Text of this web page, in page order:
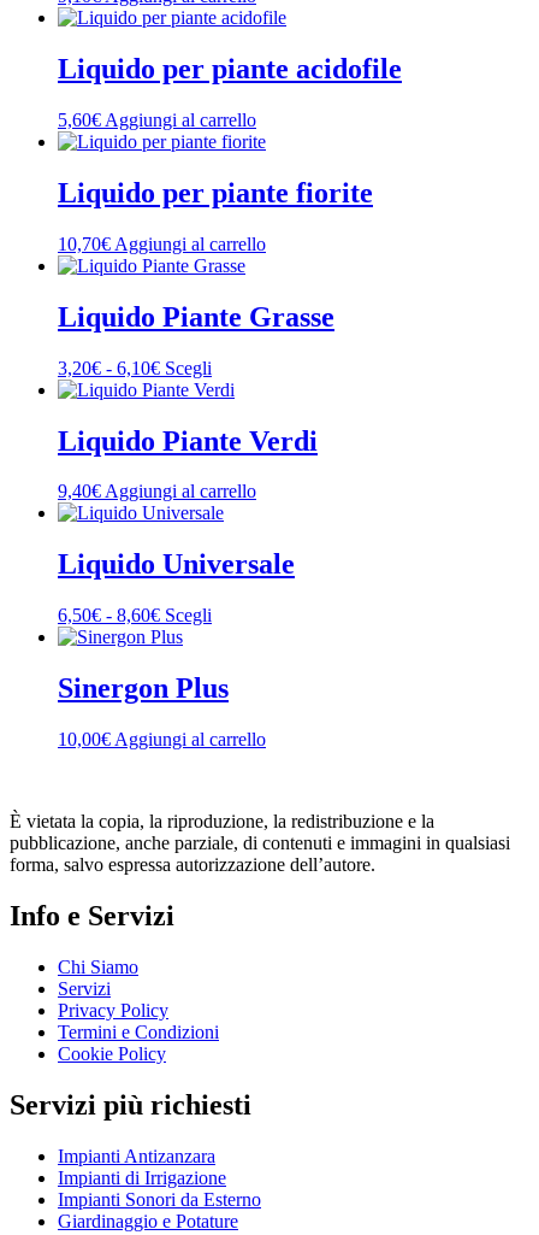
Liquido per piante acidofile
5,60€ Aggiungi al carrello
Liquido per piante fiorite
10,70€ Aggiungi al carrello
Liquido Piante Grasse
3,20€ - 6,10€Fascia
di
da
3,20€
6,10€
Scegli
prodotto
più
varianti.
opzioni
possono
scelte
nella
del
Liquido Piante Verdi
9,40€Aggiungi al carrello
Liquido Universale
6,50€ - 8,60€Fascia
di
da
6,50€
8,60€
Scegli
varianti.
opzioni
nella
pagina
del
Sinergon Plus
10,00€ Aggiungi al carrello
È vietata la copia, la riproduzione, la redistribuzione e la
pubblicazione, anche parziale, di contenuti e immagini in qualsiasi
forma, salvo espressa autorizzazione dell’autore.
Info e Servizi
Chi Siamo
Servizi
Privacy Policy
Termini e Condizioni
Cookie Policy
Servizi più richiesti
Impianti Antizanzara
Impianti di Irrigazione
Impianti Sonori da Esterno
Giardinaggio e Potature